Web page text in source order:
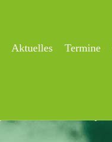
Aktuelles Termine